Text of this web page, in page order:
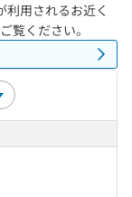
用されるお近く
覧ください。